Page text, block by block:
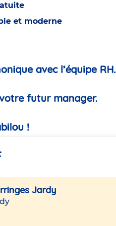
et moderne
avec l’équipe RH.
futur manager.
!
Jardy